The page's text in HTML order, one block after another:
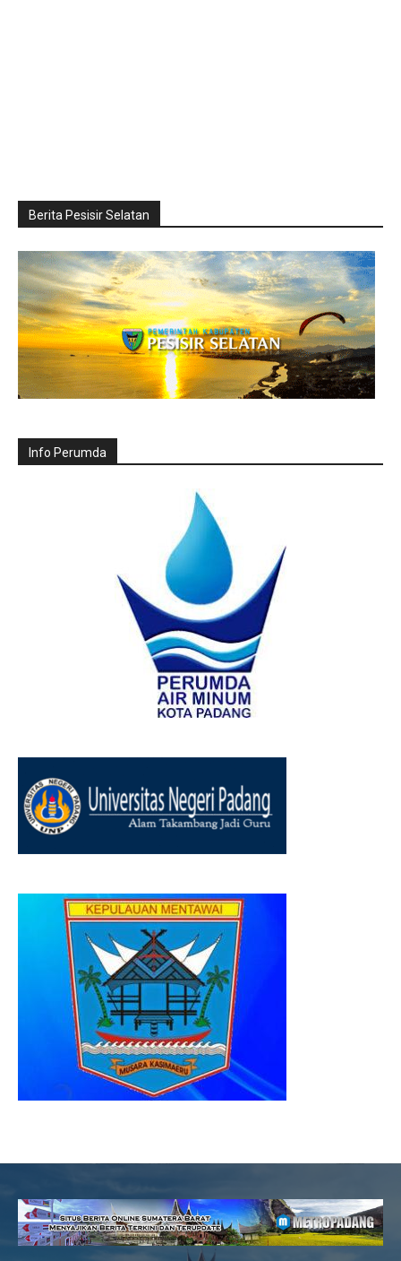
Berita Pesisir Selatan
Info Perumda